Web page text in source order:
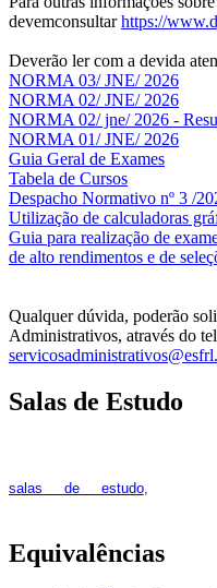
devemconsultarhttps://
Deverão ler com a devida
NORMA 03/ JNE/ 2026
NORMA 02/ JNE/ 2026
NORMA 02/ jne/ 2026 -
NORMA 01/ JNE/ 2026
Guia Geral de Exames
Tabela de Cursos
Despacho Normativo nº 3 /
Utilização de calculadoras
Guia para realização de
de alto rendimentos e de
Qualquer dúvida, poderão
Administrativos, através do
Salas de Estudo
salas de estudo,
Equivalências